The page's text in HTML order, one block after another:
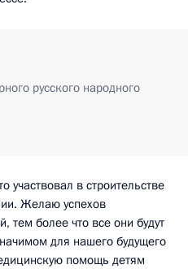
русского народного
участвовал в строительстве
Желаю успехов
тем более что все они будут
для нашего будущего
помощь детям